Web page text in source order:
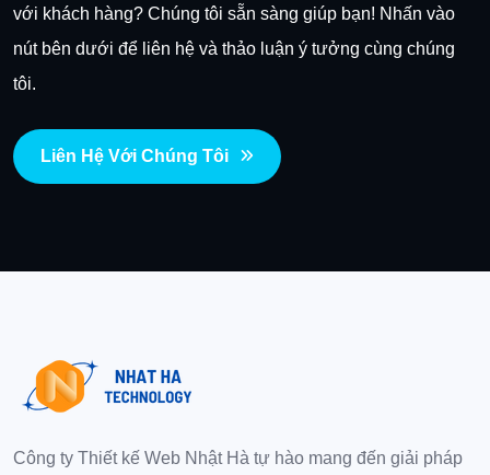
với khách hàng? Chúng tôi sẵn sàng giúp bạn! Nhấn vào
nút bên dưới để liên hệ và thảo luận ý tưởng cùng chúng
tôi.
Liên Hệ Với Chúng Tôi
Công ty Thiết kế Web Nhật Hà tự hào mang đến giải pháp